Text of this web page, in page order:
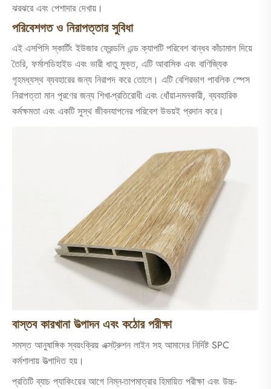
ঝরঝরে এবং পেশাদার দেখায়।
পরিবেশগত ও নিরাপত্তার সুবিধা
এই এসপিসি স্কার্টিং ইউজার ফ্রেন্ডলি এন্ড ক্যাপটি পরিবেশ বান্ধব কাঁচামাল দিয়ে
তৈরি, ফর্মালডিহাইড এবং ভারী ধাতু মুক্ত, এটি আবাসিক এবং বাণিজ্যিক
গৃহমধ্যস্থ ব্যবহারের জন্য নিরাপদ করে তোলে। এটি বেশিরভাগ পাবলিক স্পেস
নিরাপত্তা মান পূরণের জন্য শিখা-প্রতিরোধী এবং ধোঁয়া-দমনকারী, ব্যবহারিক
কর্মক্ষমতা এবং একটি সুস্থ জীবনযাপনের পরিবেশ উভয়ই প্রদান করে।
বাস্তব কারখানা উত্পাদন এবং কঠোর পরীক্ষা
সমস্ত আনুষাঙ্গিক স্বয়ংক্রিয় এক্সট্রুশন লাইন সহ আমাদের নির্দিষ্ট SPC
কর্মশালায় উত্পাদিত হয়।
প্রতিটি ব্যাচ প্যাকিংয়ের আগে নিম্ন-তাপমাত্রার হিমায়িত পরীক্ষা এবং উচ্চ-